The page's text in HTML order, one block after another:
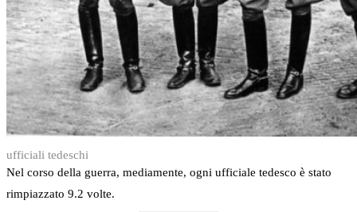
ufficiali tedeschi
Nel corso della guerra, mediamente, ogni ufficiale tedesco è stato
rimpiazzato 9.2 volte.